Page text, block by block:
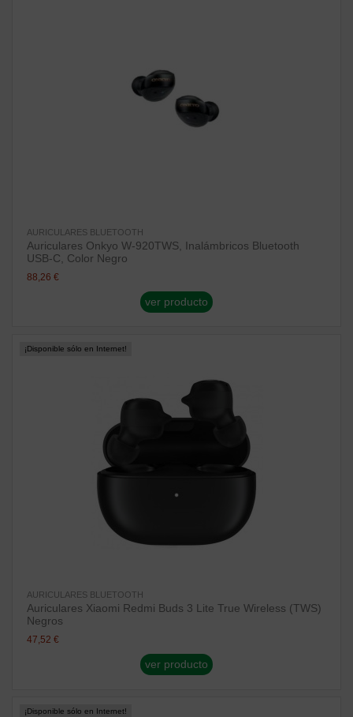
AURICULARES BLUETOOTH
Auriculares Onkyo W-920TWS, Inalámbricos Bluetooth
USB-C, Color Negro
88,26 €
ver producto
¡Disponible sólo en Internet!
AURICULARES BLUETOOTH
Auriculares Xiaomi Redmi Buds 3 Lite True Wireless (TWS)
Negros
47,52 €
ver producto
¡Disponible sólo en Internet!